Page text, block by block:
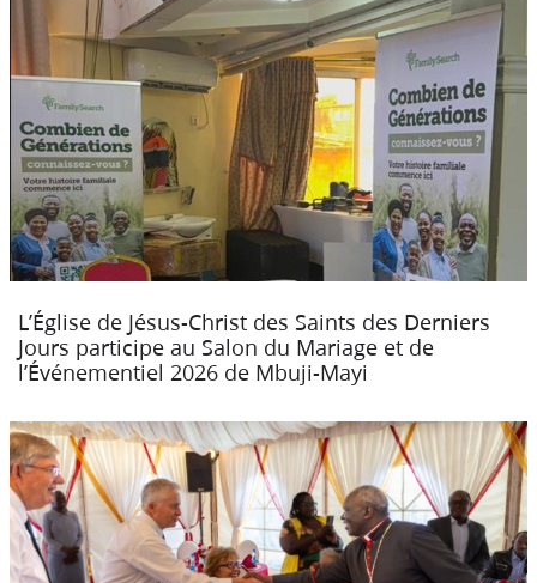
L’Église de Jésus-Christ des Saints des Derniers
Jours participe au Salon du Mariage et de
l’Événementiel 2026 de Mbuji-Mayi